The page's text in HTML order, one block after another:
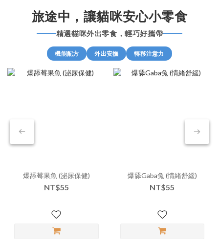
旅途中，讓貓咪安心小零食
精選貓咪外出零食，輕巧好攜帶
機能配方 外出安撫 轉移注意力
爆舔莓果魚 (泌尿保健)
NT$55
爆舔Gaba兔 (情緒舒緩)
NT$55